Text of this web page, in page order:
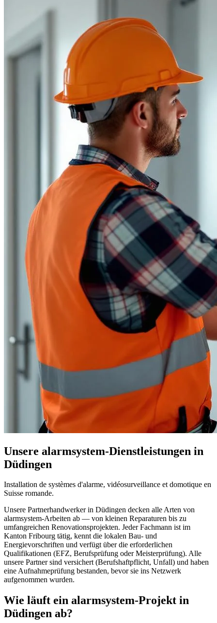
Unsere alarmsystem-Dienstleistungen in
Düdingen
Installation de systèmes d'alarme, vidéosurveillance et domotique en
Suisse romande.
Unsere Partnerhandwerker in Düdingen decken alle Arten von
alarmsystem-Arbeiten ab — von kleinen Reparaturen bis zu
umfangreichen Renovationsprojekten. Jeder Fachmann ist im
Kanton Fribourg tätig, kennt die lokalen Bau- und
Energievorschriften und verfügt über die erforderlichen
Qualifikationen (EFZ, Berufsprüfung oder Meisterprüfung). Alle
unsere Partner sind versichert (Berufshaftpflicht, Unfall) und haben
eine Aufnahmeprüfung bestanden, bevor sie ins Netzwerk
aufgenommen wurden.
Wie läuft ein alarmsystem-Projekt in
Düdingen ab?